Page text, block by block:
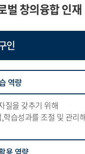
벌 창의융합 인재
인
역량
질을 갖추기 위해
습성과를 조절 및 관리
용 역량